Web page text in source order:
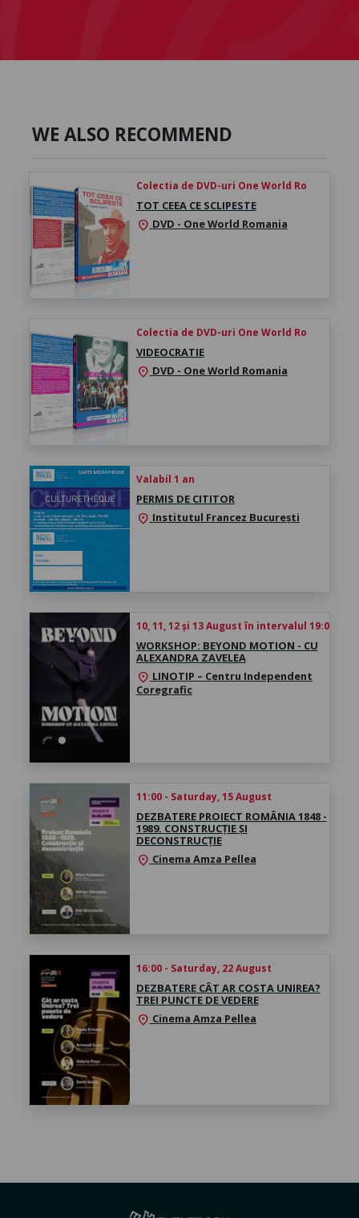
WE ALSO RECOMMEND
Colectia de DVD-uri One World Ro
TOT CEEA CE SCLIPESTE
location_on DVD - One World Romania
Colectia de DVD-uri One World Ro
VIDEOCRATIE
location_on DVD - One World Romania
Valabil 1 an
PERMIS DE CITITOR
location_on Institutul Francez București
10, 11, 12 și 13 August în intervalul 19:00 -
WORKSHOP: BEYOND MOTION - CU
ALEXANDRA ZAVELEA
location_on LINOTIP – Centru Independent
Coregrafic
11:00 - Saturday, 15 August
DEZBATERE PROIECT ROMÂNIA 1848 -
1989. CONSTRUCȚIE ȘI
DECONSTRUCȚIE
location_on Cinema Amza Pellea
16:00 - Saturday, 22 August
DEZBATERE CÂT AR COSTA UNIREA?
TREI PUNCTE DE VEDERE
location_on Cinema Amza Pellea